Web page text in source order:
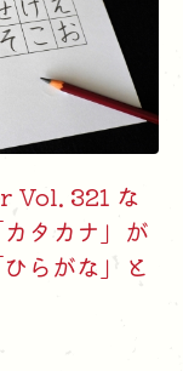
321 な
タカナ」が
らがな」と